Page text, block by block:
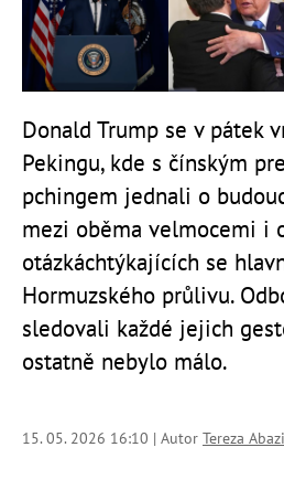
Donald Trump se v pátek
Pekingu, kde s čínským
pchingem jednali o
mezi oběma velmocemi i
otázkáchtýkajících se
Hormuzského průlivu.
sledovali každé jejich
ostatně nebylo málo.
15. 05. 2026 16:10 | Autor Tereza